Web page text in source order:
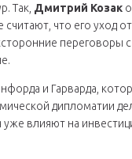
Так, Дмитрий Козак
что его уход
переговоры
и Гарварда,
дипломатии
уже влияют на